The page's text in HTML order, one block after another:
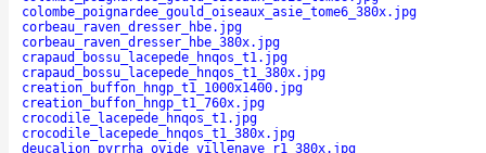
colombe_poignardee_gould_oiseaux_asie_tome6_380x.jpg
corbeau_raven_dresser_hbe.jpg
corbeau_raven_dresser_hbe_380x.jpg
crapaud_bossu_lacepede_hnqos_t1.jpg
crapaud_bossu_lacepede_hnqos_t1_380x.jpg
creation_buffon_hngp_t1_1000x1400.jpg
creation_buffon_hngp_t1_760x.jpg
crocodile_lacepede_hnqos_t1.jpg
crocodile_lacepede_hnqos_t1_380x.jpg
deucalion_pyrrha_ovide_villenave_r1_380x.jpg